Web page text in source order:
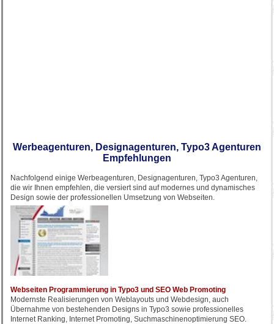
Werbeagenturen, Designagenturen, Typo3 Agenturen
Empfehlungen
Nachfolgend einige Werbeagenturen, Designagenturen, Typo3 Agenturen,
die wir Ihnen empfehlen, die versiert sind auf modernes und dynamisches
Design sowie der professionellen Umsetzung von Webseiten.
Webseiten Programmierung in Typo3 und SEO Web Promoting
Modernste Realisierungen von Weblayouts und Webdesign, auch
Übernahme von bestehenden Designs in Typo3 sowie professionelles
Internet Ranking, Internet Promoting, Suchmaschinenoptimierung SEO.